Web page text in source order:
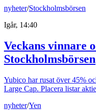
nyheter/Stockholmsbörsen
Igår, 14:40
Veckans vinnare
Stockholmsbörsen
Yubico har rusat över 45%
Large Cap. Placera listar
nyheter/Yen